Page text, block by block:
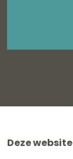
Deze website